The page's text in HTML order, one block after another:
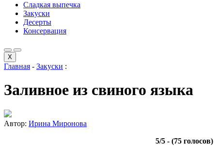
Сладкая выпечка
Закуски
Десерты
Консервация
X
Главная - Закуски :
Заливное из свиного языка
Автор: Ирина Миронова
5/5 - (75 голосов)